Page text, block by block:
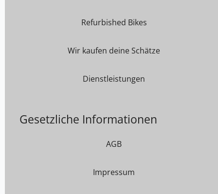
Refurbished Bikes
Wir kaufen deine Schätze
Dienstleistungen
Gesetzliche Informationen
AGB
Impressum